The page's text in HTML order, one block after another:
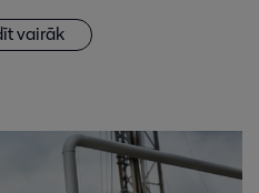
vairāk